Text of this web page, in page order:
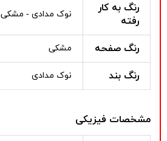
رنگ به کار
رفته
نوک مدادی - مشکی
رنگ صفحه مشکی
رنگ بند نوک مدادی
مشخصات فیزیکی